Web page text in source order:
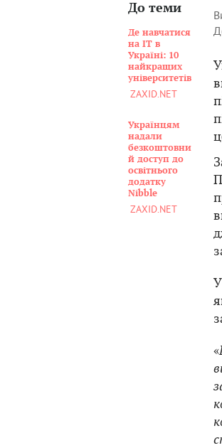
До теми
Де навчатися
на ІТ в
Україні: 10
найкращих
університетів
ZAXID.NET
Українцям
надали
безкоштовни
й доступ до
освітнього
додатку
Nibble
ZAXID.NET
«